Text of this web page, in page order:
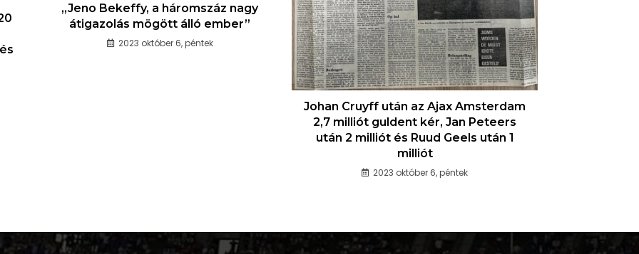
„Jeno Bekeffy, a háromszáz nagy
átigazolás mögött álló ember”
2023 október 6, péntek
Johan Cruyff után az Ajax Amsterdam
2,7 milliót guldent kér, Jan Peteers
után 2 milliót és Ruud Geels után 1
milliót
2023 október 6, péntek